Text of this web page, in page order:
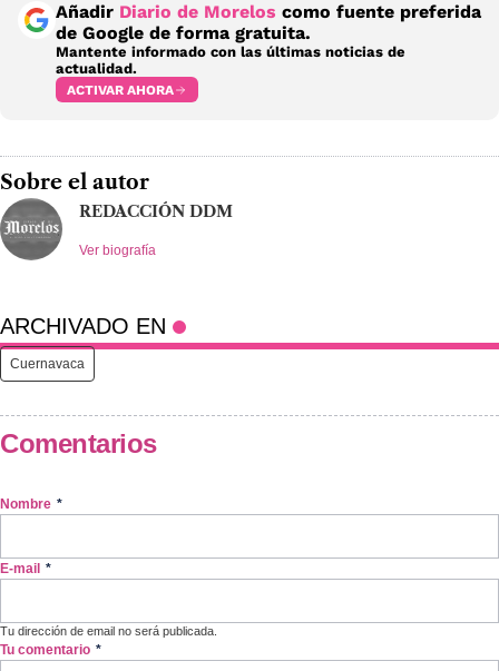
Añadir Diario de Morelos como fuente preferida
de Google de forma gratuita.
Mantente informado con las últimas noticias de
actualidad.
ACTIVAR AHORA
Sobre el autor
REDACCIÓN DDM
Ver biografía
ARCHIVADO EN
Cuernavaca
Comentarios
Nombre *
E-mail *
Tu dirección de email no será publicada.
Tu comentario *